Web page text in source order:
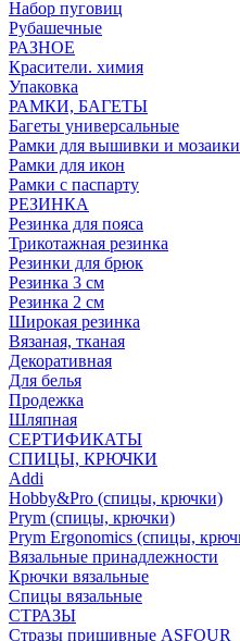
Набор пуговиц
Рубашечные
РАЗНОЕ
Красители. химия
Упаковка
РАМКИ, БАГЕТЫ
Багеты универсальные
Рамки для вышивки и мозаики
Рамки для икон
Рамки с паспарту
РЕЗИНКА
Резинка для пояса
Трикотажная резинка
Резинки для брюк
Резинка 3 см
Резинка 2 см
Широкая резинка
Вязаная, тканая
Декоративная
Для белья
Продежка
Шляпная
СЕРТИФИКАТЫ
СПИЦЫ, КРЮЧКИ
Addi
Hobby&Pro (спицы, крючки)
Prym (спицы, крючки)
Prym Ergonomics (спицы,
Вязальные принадлежности
Крючки вязальные
Спицы вязальные
СТРАЗЫ
Стразы пришивные ASFOUR